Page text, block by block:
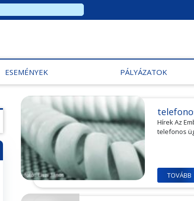
ESEMÉNYEK PÁLYÁZATOK
Hírek Az
telefonos
TOVÁBB